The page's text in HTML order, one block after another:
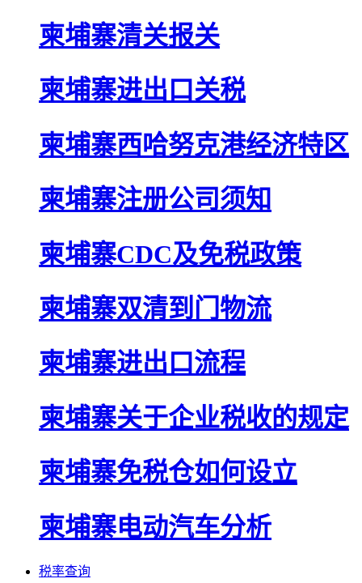
柬埔寨清关报关
柬埔寨进出口关税
柬埔寨西哈努克港经济特区
柬埔寨注册公司须知
柬埔寨CDC及免税政策
柬埔寨双清到门物流
柬埔寨进出口流程
柬埔寨关于企业税收的规定
柬埔寨免税仓如何设立
柬埔寨电动汽车分析
税率查询